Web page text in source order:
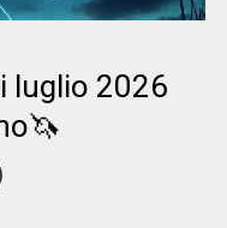
luglio 2026